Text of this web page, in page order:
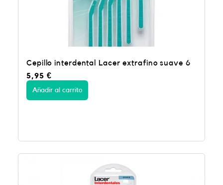
Cepillo interdental Lacer extrafino suave 6
5,95 €
Añadir al carrito